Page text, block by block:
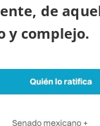
de
y complejo.